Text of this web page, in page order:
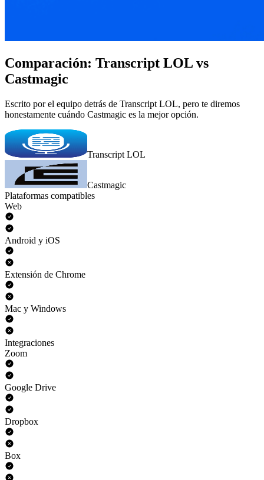
Comparación: Transcript LOL vs
Castmagic
Escrito por el equipo detrás de Transcript LOL, pero te diremos
honestamente cuándo Castmagic es la mejor opción.
Transcript LOL
Castmagic
Plataformas compatibles
Web
Android y iOS
Extensión de Chrome
Mac y Windows
Integraciones
Zoom
Google Drive
Dropbox
Box